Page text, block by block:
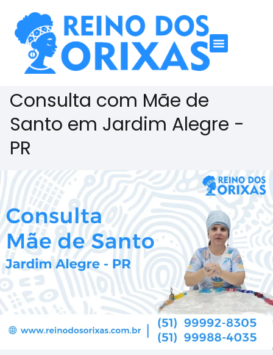
Consulta com Mãe de
Santo em Jardim Alegre -
PR